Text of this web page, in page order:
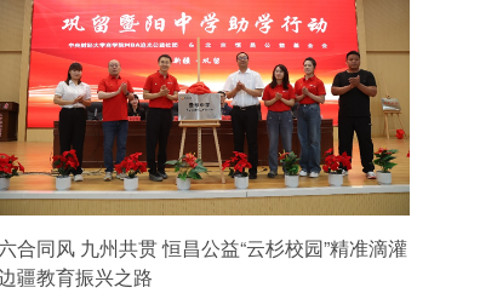
六合同风 九州共贯 恒昌公益“云杉校园”精准滴灌
疆教育振兴之路